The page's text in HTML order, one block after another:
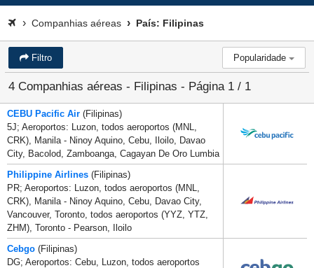
Companhias aéreas País: Filipinas
Filtro Popularidade
4 Companhias aéreas - Filipinas - Página 1 / 1
CEBU Pacific Air (Filipinas)
5J; Aeroportos: Luzon, todos aeroportos (MNL,
CRK), Manila - Ninoy Aquino, Cebu, Iloilo, Davao
City, Bacolod, Zamboanga, Cagayan De Oro Lumbia
Philippine Airlines (Filipinas)
PR; Aeroportos: Luzon, todos aeroportos (MNL,
CRK), Manila - Ninoy Aquino, Cebu, Davao City,
Vancouver, Toronto, todos aeroportos (YYZ, YTZ,
ZHM), Toronto - Pearson, Iloilo
Cebgo (Filipinas)
DG; Aeroportos: Cebu, Luzon, todos aeroportos